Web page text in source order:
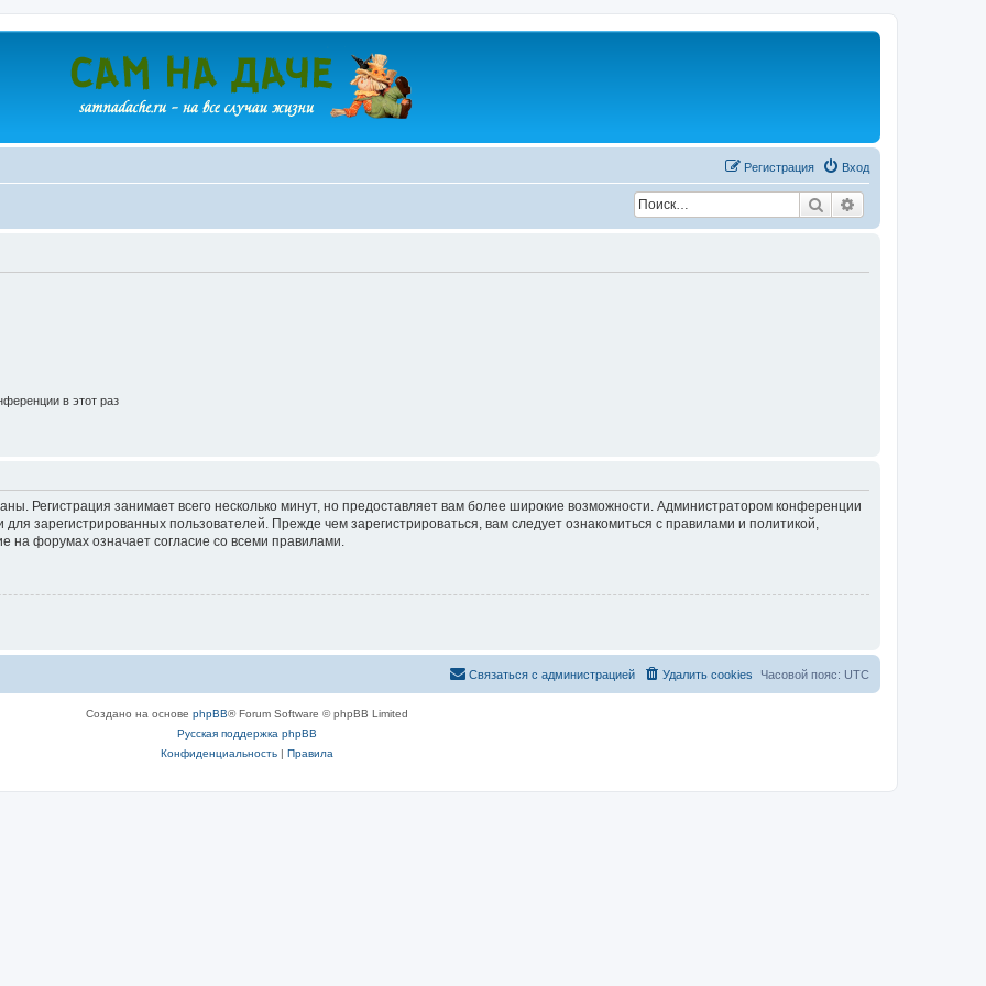
Вход
Регистрация
Поиск
в этот раз
Регистрация занимает всего несколько минут, но предоставляет вам более широкие возможности. Администратором конференции
зарегистрированных пользователей. Прежде чем зарегистрироваться, вам следует ознакомиться с правилами и политикой,
форумах означает согласие со всеми правилами.
Часовой пояс: UTC
Удалить cookies
Связаться с администрацией
Создано на основе phpBB® Forum Software © phpBB Limited
Русская поддержка phpBB
Конфиденциальность| Правила